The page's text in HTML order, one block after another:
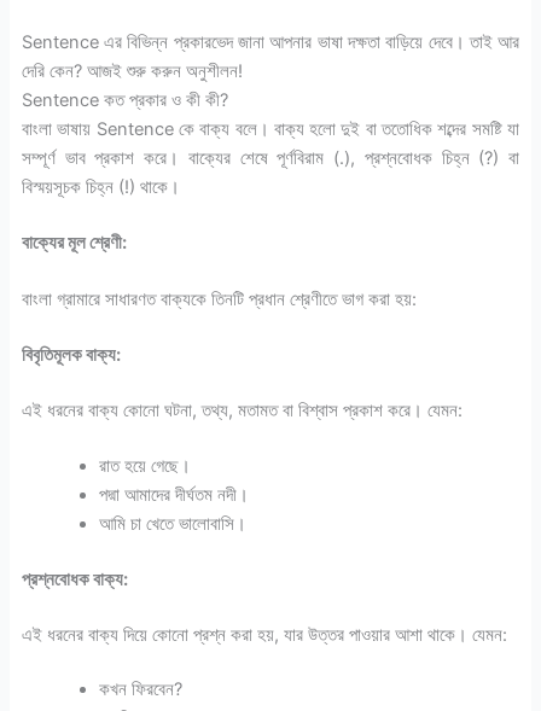
Sentence এর বিভিন্ন প্রকারভেদ জানা আপনার ভাষা দক্ষতা বাড়িয়ে দেবে। তাই আর
দেরি কেন? আজই শুরু করুন অনুশীলন!
Sentence কত প্রকার ও কী কী?
বাংলা ভাষায় Sentence কে বাক্য বলে। বাক্য হলো দুই বা ততোধিক শব্দের সমষ্টি যা
সম্পূর্ণ ভাব প্রকাশ করে। বাক্যের শেষে পূর্ণবিরাম (.), প্রশ্নবোধক চিহ্ন (?) বা
বিস্ময়সূচক চিহ্ন (!) থাকে।
বাক্যের মূল শ্রেণী:
বাংলা গ্রামারে সাধারণত বাক্যকে তিনটি প্রধান শ্রেণীতে ভাগ করা হয়:
বিবৃতিমূলক বাক্য:
এই ধরনের বাক্য কোনো ঘটনা, তথ্য, মতামত বা বিশ্বাস প্রকাশ করে। যেমন:
রাত হয়ে গেছে।
পদ্মা আমাদের দীর্ঘতম নদী।
আমি চা খেতে ভালোবাসি।
প্রশ্নবোধক বাক্য:
এই ধরনের বাক্য দিয়ে কোনো প্রশ্ন করা হয়, যার উত্তর পাওয়ার আশা থাকে। যেমন:
কখন ফিরবেন?